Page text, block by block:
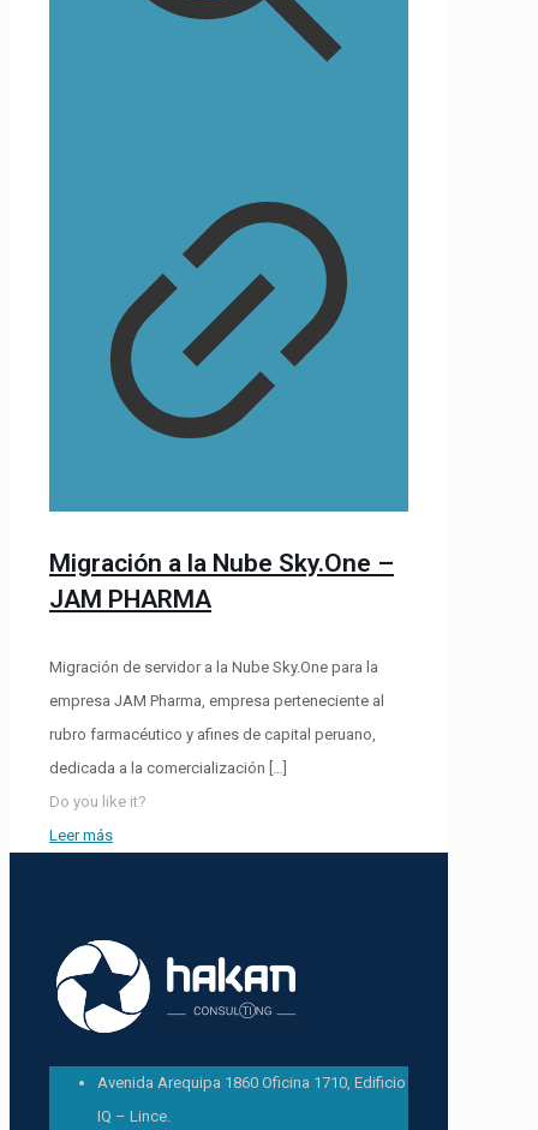
Migración a la Nube Sky.One –
JAM PHARMA
Migración de servidor a la Nube Sky.One para la
empresa JAM Pharma, empresa perteneciente al
rubro farmacéutico y afines de capital peruano,
dedicada a la comercialización […]
Do you like it?
Leer más
Avenida Arequipa 1860 Oficina 1710, Edificio
IQ – Lince.